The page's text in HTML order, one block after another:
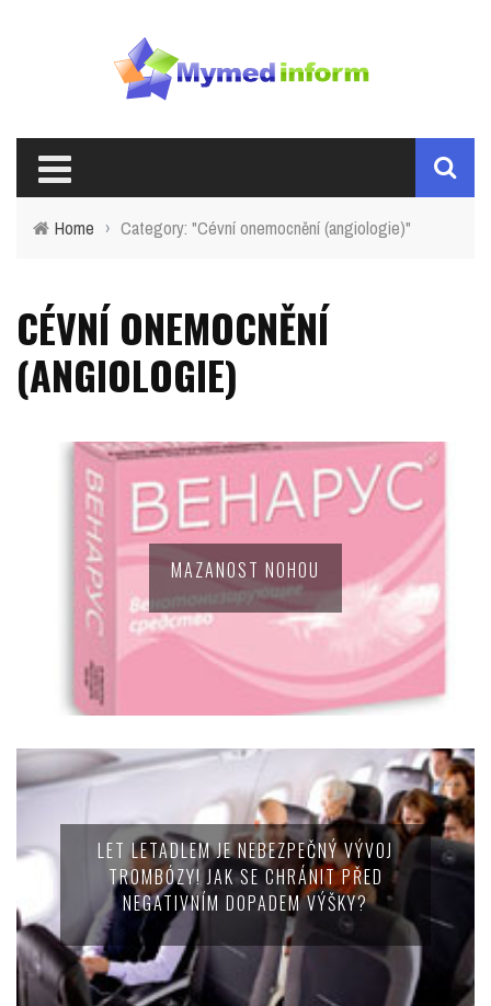
Home › Category: "Cévní onemocnění (angiologie)"
CÉVNÍ ONEMOCNĚNÍ
(ANGIOLOGIE)
MAZANOST NOHOU
LET LETADLEM JE NEBEZPEČNÝ VÝVOJ
TROMBÓZY! JAK SE CHRÁNIT PŘED
NEGATIVNÍM DOPADEM VÝŠKY?